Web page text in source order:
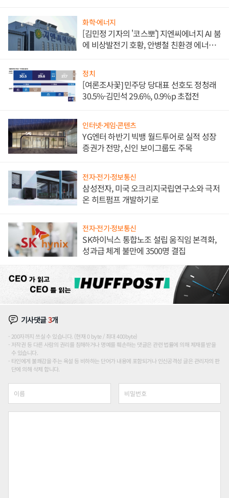
화학·에너지
[김민정 기자의 '코스뽀'] 지엔씨에너지 AI 붐
에 비상발전기 호황, 안병철 친환경 에너지
정치
[여론조사꽃] 민주당 당대표 선호도 정청래
30.5%·김민석 29.6%, 0.9%p 초접전
인터넷·게임·콘텐츠
YG엔터 하반기 빅뱅 월드투어로 실적 성장
증권가 전망, 신인 보이그룹도 주목
전자·전기·정보통신
삼성전자, 미국 오크리지국립연구소와 극저
온 히트펌프 개발하기로
전자·전기·정보통신
SK하이닉스 통합노조 설립 움직임 본격화,
성과급 체계 불만에 3500명 결집
기사댓글3개
200자까지 쓰실 수 있습니다. (현재 0 byte / 최대 400byte)
저작권 등 다른 사람의 권리를 침해하거나 명예를 훼손하는 댓글은 관련 법률에 의해 제재를 받을
수 있습니다.
타인에게 불쾌감을 주는 욕설 등 비하하는 단어가 내용에 포함되거나 인신공격성 글은 관리자의 판
단에 의해 삭제 합니다.